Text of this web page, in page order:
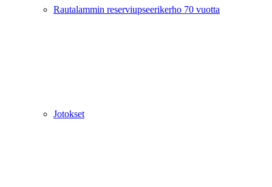
Rautalammin reserviupseerikerho 70 vuotta
Jotokset